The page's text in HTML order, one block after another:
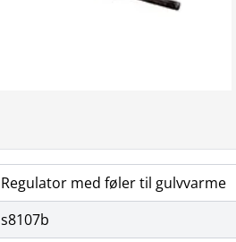
Regulator med føler til gulvvarme
s8107b